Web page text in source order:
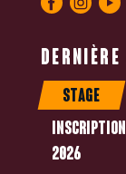
STAGE
2026